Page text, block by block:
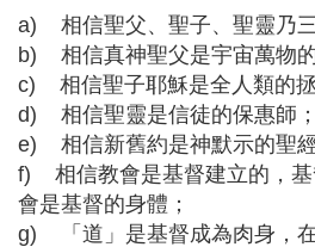
a) 相信聖父、聖子、聖靈乃三
b) 相信真神聖父是宇宙萬物的
c) 相信聖子耶穌是全人類的拯
d) 相信聖靈是信徒的保惠師；
e) 相信新舊約是神默示的聖經
f) 相信教會是基督建立的，基
會是基督的身體；
g) 「道」是基督成為肉身，在